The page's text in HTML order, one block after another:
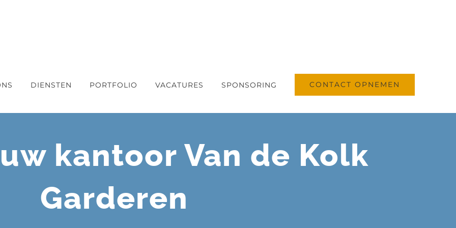
DIENSTEN PORTFOLIO VACATURES SPONSORING CONTACT OPNEMEN
kantoor Van de Kolk
Garderen